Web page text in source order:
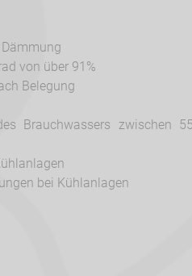
von über 91%
Belegung
Brauchwassers zwischen
bei Kühlanlagen